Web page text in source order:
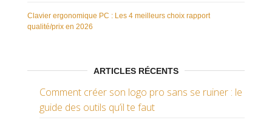
Clavier ergonomique PC : Les 4 meilleurs choix rapport
qualité/prix en 2026
ARTICLES RÉCENTS
Comment créer son logo pro sans se ruiner : le
guide des outils qu’il te faut